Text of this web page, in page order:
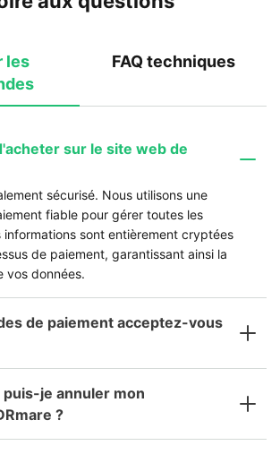
les
FAQ techniques
sur le site web de
sécurisé. Nous utilisons une
fiable pour gérer toutes les
informations sont entièrement cryptées
de paiement, garantissant ainsi la
vos données.
de paiement acceptez-vous
je annuler mon
?